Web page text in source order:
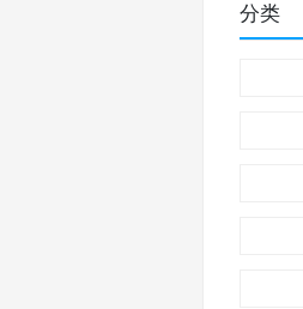
分类